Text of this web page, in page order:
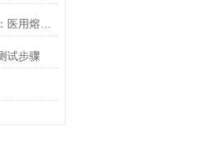
试步骤